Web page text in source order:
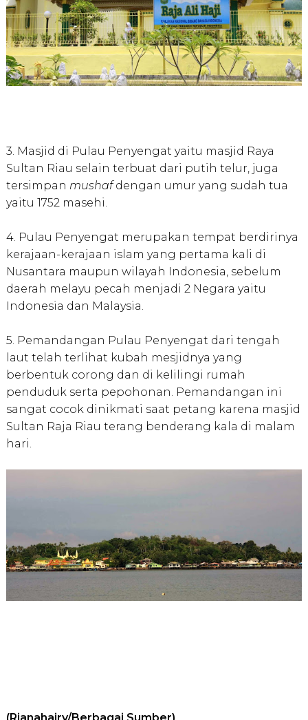
3. Masjid di Pulau Penyengat yaitu masjid Raya
Sultan Riau selain terbuat dari putih telur, juga
tersimpan mushafdengan umur yang sudah tua
yaitu 1752 masehi.
4. Pulau Penyengat merupakan tempat berdirinya
kerajaan-kerajaan islam yang pertama kali di
Nusantara maupun wilayah Indonesia, sebelum
daerah melayu pecah menjadi 2 Negara yaitu
Indonesia dan Malaysia.
5. Pemandangan Pulau Penyengat dari tengah
laut telah terlihat kubah mesjidnya yang
berbentuk corong dan di kelilingi rumah
penduduk serta pepohonan. Pemandangan ini
sangat cocok dinikmati saat petang karena masjid
Sultan Raja Riau terang benderang kala di malam
hari.